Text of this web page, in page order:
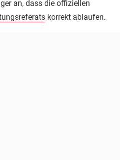
an, dass die offiziellen
korrekt ablaufen.